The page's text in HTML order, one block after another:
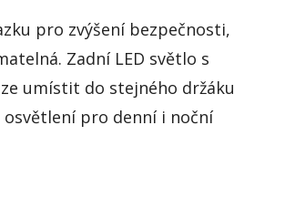
pro zvýšení bezpečnosti,
Zadní LED světlo s
umístit do stejného držáku
pro denní i noční